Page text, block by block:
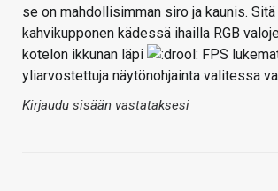
se on mahdollisimman siro ja kaunis.
kahvikupponen kädessä ihailla RGB
kotelon ikkunan läpi
FPS
yliarvostettuja näytönohjainta valitessa
Kirjaudu sisään vastataksesi